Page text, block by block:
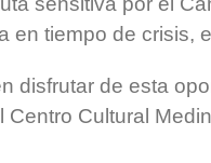
en tiempo de crisis,
disfrutar de esta
Cultural